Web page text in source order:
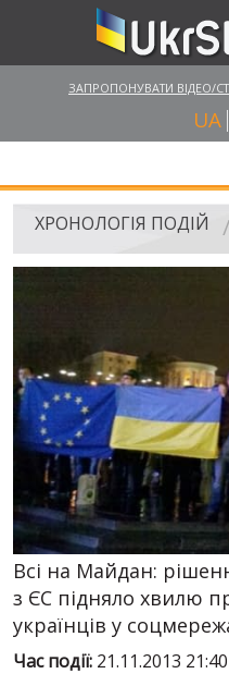
ЗАПРОПОНУВАТИ ВІДЕО/
UA
ГОЛОВНА
"WINTER ON FIRE"
ХРОНОЛОГІЯ ЄВРОМАЙДАНУ
ПОСЛУГИ
ХРОНОЛОГІЯ ПОДІЙ
Всі на Майдан:
з ЄС підняло хвилю
українців у
Час події: 21.11.2013 21:40